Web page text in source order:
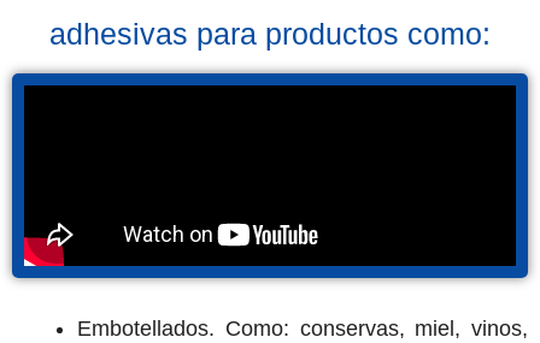
adhesivas para productos como:
Embotellados. Como: conservas, miel, vinos,